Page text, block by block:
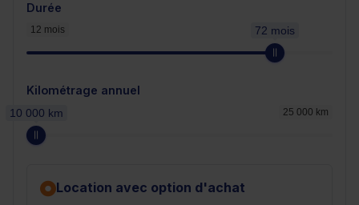
Durée
12 mois 72 mois
Kilométrage annuel
25 000 km
10 000 km
Location avec option d'achat